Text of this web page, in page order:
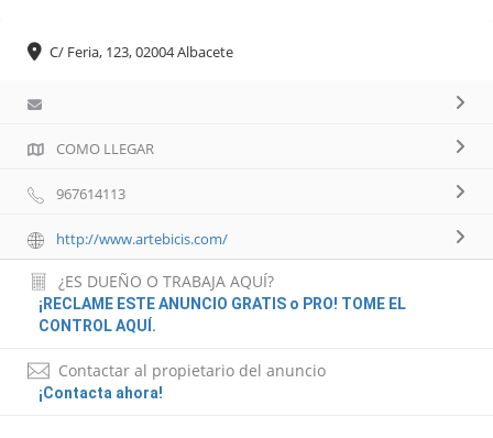
C/ Feria, 123, 02004 Albacete
COMO LLEGAR
967614113
http://www.artebicis.com/
¿ES DUEÑO O TRABAJA AQUÍ?
¡RECLAME ESTE ANUNCIO GRATIS o PRO! TOME EL
CONTROL AQUÍ.
Contactar al propietario del anuncio
¡Contacta ahora!